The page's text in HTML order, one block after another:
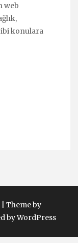
web
konulara
Theme by
by WordPress